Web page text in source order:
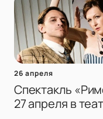
26 апреля
Спектакль
27 апреля в